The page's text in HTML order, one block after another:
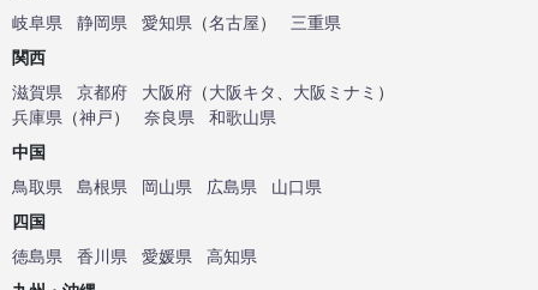
岐阜県
静岡県 愛知県 （名古屋）
三重県
関西
滋賀県
京都府 大阪府 （大阪キタ 大阪ミナミ ）
兵庫県 （神戸） 奈良県
和歌山県
中国
鳥取県
島根県 岡山県 広島県
山口県
四国
徳島県
香川県 愛媛県
高知県